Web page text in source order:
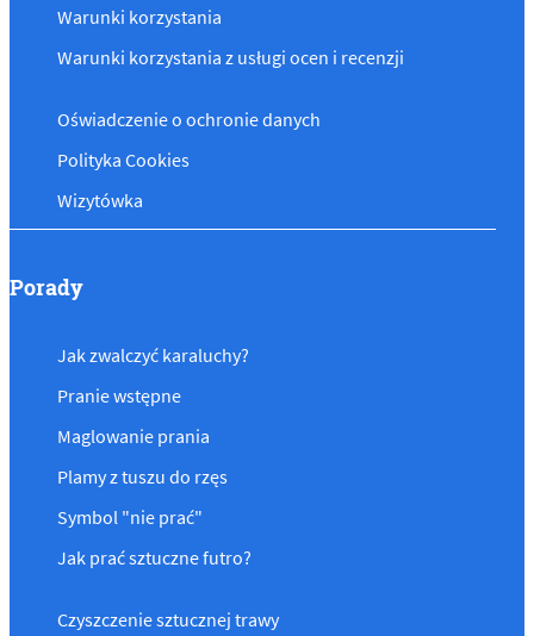
Warunki korzystania
Warunki korzystania z usługi ocen i recenzji
Oświadczenie o ochronie danych
Polityka Cookies
Wizytówka
Porady
Jak zwalczyć karaluchy?
Pranie wstępne
Maglowanie prania
Plamy z tuszu do rzęs
Symbol "nie prać"
Jak prać sztuczne futro?
Czyszczenie sztucznej trawy